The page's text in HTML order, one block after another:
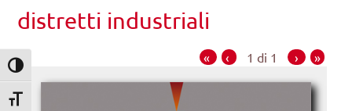
Attiva/disattiva alto contrasto
Attiva/disattiva dimensione testo
distretti industriali
« ‹ 1 di 1 › »